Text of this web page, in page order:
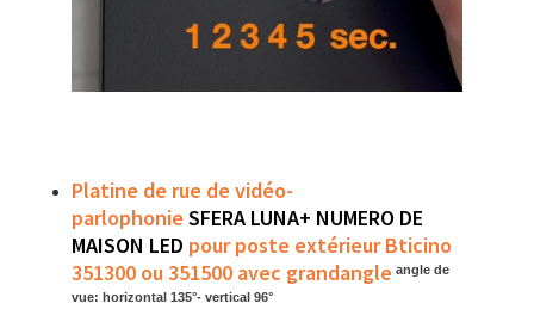
Platine de rue de vidéo-
parlophonie SFERA LUNA+ NUMERO DE
MAISON LED pour poste extérieur Bticino
351300 ou 351500 avec grandangle angle de
vue: horizontal 135°- vertical 96°